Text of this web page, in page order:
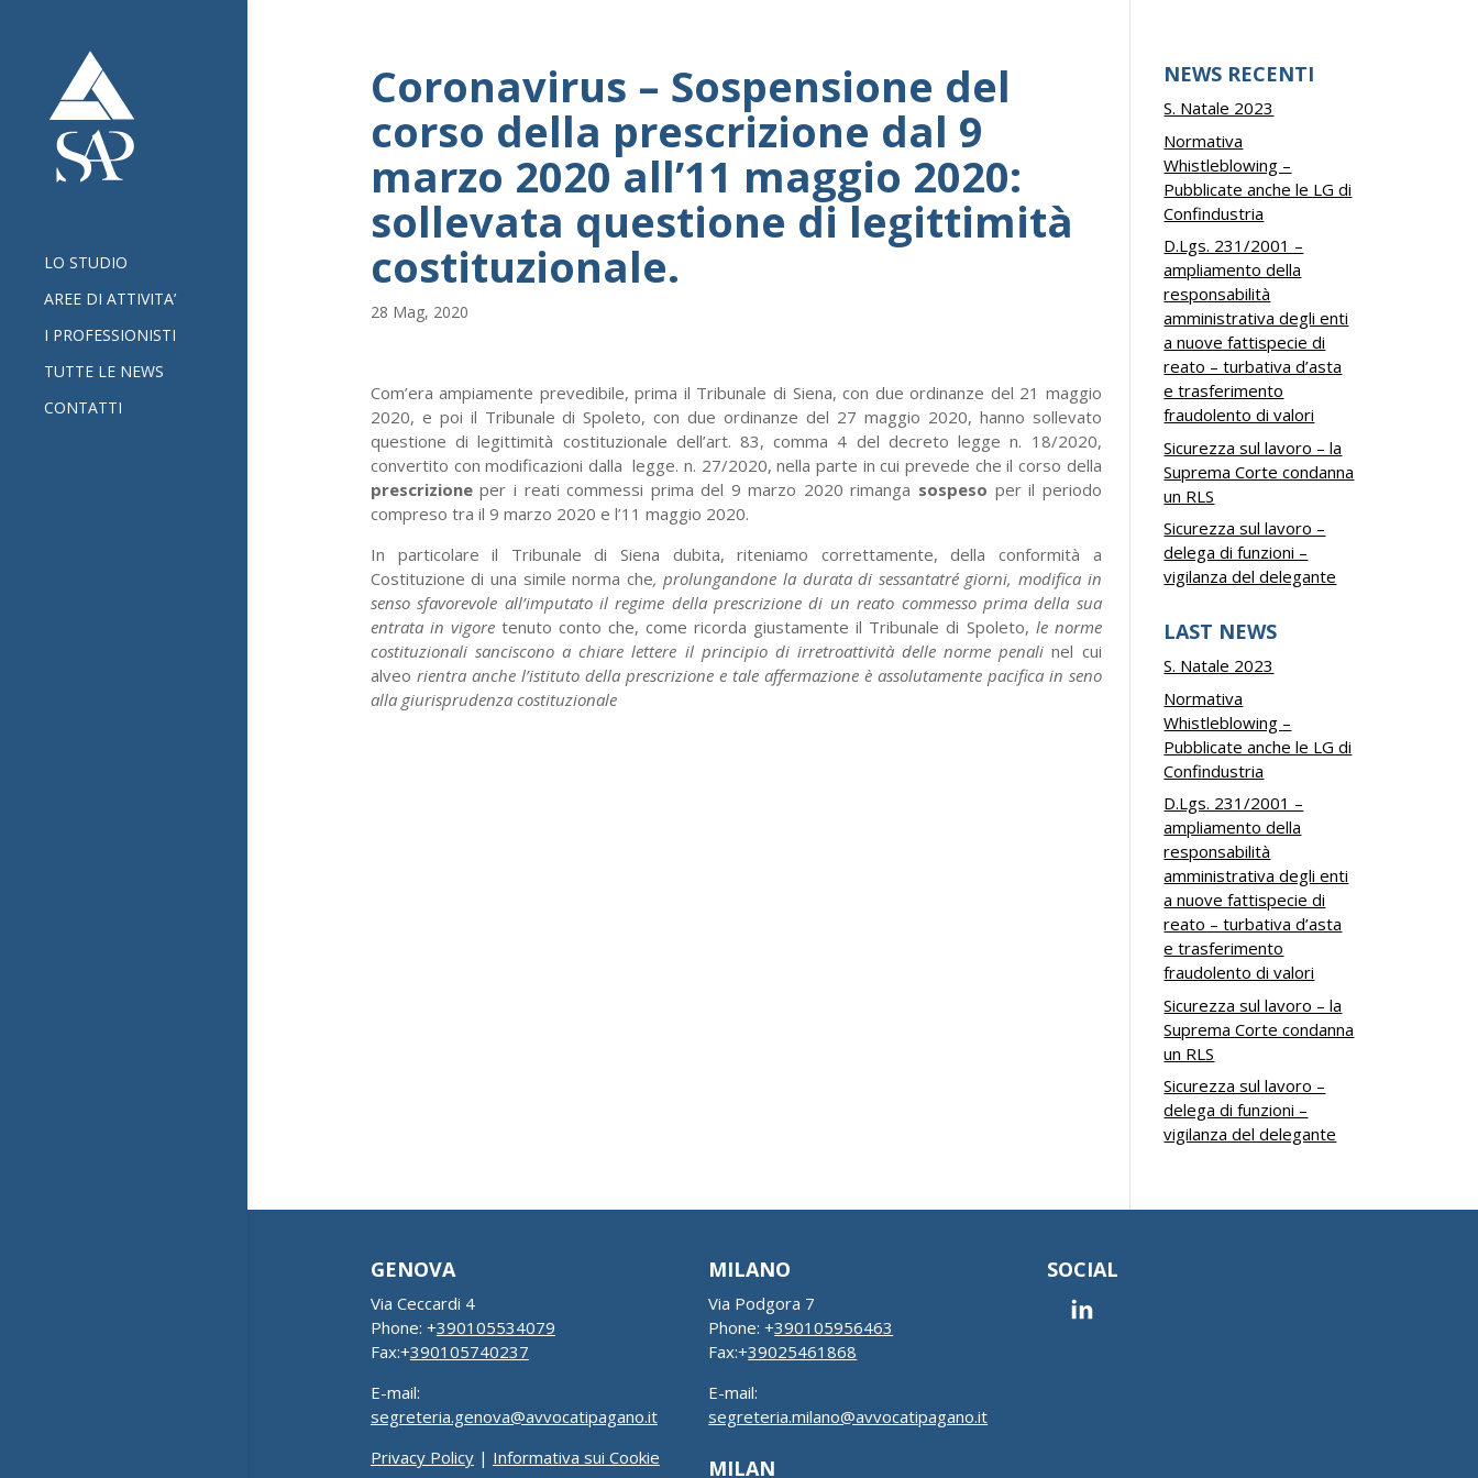
LO STUDIO
AREE DI ATTIVITA’
I PROFESSIONISTI
TUTTE LE NEWS
CONTATTI
Coronavirus – Sospensione del
corso della prescrizione dal 9
marzo 2020 all’11 maggio 2020:
sollevata questione di legittimità
costituzionale.
28 Mag, 2020
Com’era ampiamente prevedibile, prima il Tribunale di Siena, con due ordinanze del 21 maggio
2020, e poi il Tribunale di Spoleto, con due ordinanze del 27 maggio 2020, hanno sollevato
questione di legittimità costituzionale dell’art. 83, comma 4 del decreto legge n. 18/2020,
convertito con modificazioni dalla legge. n. 27/2020, nella parte in cui prevede che il corso della
prescrizioneper i reati commessi prima del 9 marzo 2020 rimanga sospeso per il periodo
compreso tra il 9 marzo 2020 e l’11 maggio 2020.
In particolare il Tribunale di Siena dubita, riteniamo correttamente, della conformità a
Costituzione di una simile norma che, prolungandone la durata di sessantatré giorni, modifica in
senso sfavorevole all’imputato il regime della prescrizione di un reato commesso prima della sua
entrata in vigoretenuto conto che, come ricorda giustamente il Tribunale di Spoleto, le norme
costituzionali sanciscono a chiare lettere il principio di irretroattività delle norme penalinel cui
alveo rientra anche l’istituto della prescrizione e tale affermazione è assolutamente pacifica in seno
alla giurisprudenza costituzionale
NEWS RECENTI
S. Natale 2023
Normativa
Whistleblowing –
Pubblicate anche le LG di
Confindustria
D.Lgs. 231/2001 –
ampliamento della
responsabilità
amministrativa degli enti
a nuove fattispecie di
reato – turbativa d’asta
e trasferimento
fraudolento di valori
Sicurezza sul lavoro – la
Suprema Corte condanna
un RLS
Sicurezza sul lavoro –
delega di funzioni –
vigilanza del delegante
LAST NEWS
S. Natale 2023
Normativa
Whistleblowing –
Pubblicate anche le LG di
Confindustria
D.Lgs. 231/2001 –
ampliamento della
responsabilità
amministrativa degli enti
a nuove fattispecie di
reato – turbativa d’asta
e trasferimento
fraudolento di valori
Sicurezza sul lavoro – la
Suprema Corte condanna
un RLS
Sicurezza sul lavoro –
delega di funzioni –
vigilanza del delegante
GENOVA
Via Ceccardi 4
Phone: +390105534079
Fax:+390105740237
E-mail:
segreteria.genova@avvocatipagano.it
Privacy Policy| Informativa sui Cookie
MILANO
Via Podgora 7
Phone: +390105956463
Fax:+39025461868
E-mail:
segreteria.milano@avvocatipagano.it
MILAN
SOCIAL